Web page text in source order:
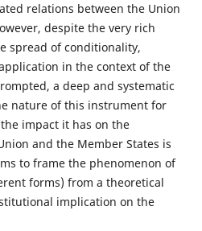
relations between the Union
despite the very rich
spread of conditionality,
in the context of the
a deep and systematic
nature of this instrument for
impact it has on the
and the Member States is
to frame the phenomenon of
forms) from a theoretical
implication on the